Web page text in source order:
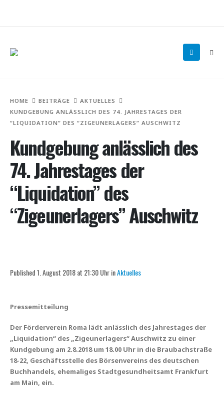
HOME BEITRÄGE
AKTUELLES
KUNDGEBUNG ANLÄSSLICH DES 74. JAHRESTAGES DER
“LIQUIDATION” DES “ZIGEUNERLAGERS” AUSCHWITZ
Kundgebung anlässlich des
74. Jahrestages der
“Liquidation” des
“Zigeunerlagers” Auschwitz
Published 1. August 2018 at 21:30 Uhr inAktuelles
Pressemitteilung
Der Förderverein Roma lädt anlässlich des Jahrestages der
„Liquidation“ des „Zigeunerlagers“ Auschwitz zu einer
Kundgebung am 2.8.2018 um 18.00 Uhr in die Braubachstraße
18-22, Geschäftsstelle des Börsenvereins des deutschen
Buchhandels, ehemaliges Stadtgesundheitsamt Frankfurt
am Main, ein.